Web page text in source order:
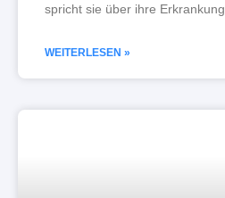
spricht sie über ihre Erkrankung
WEITERLESEN »